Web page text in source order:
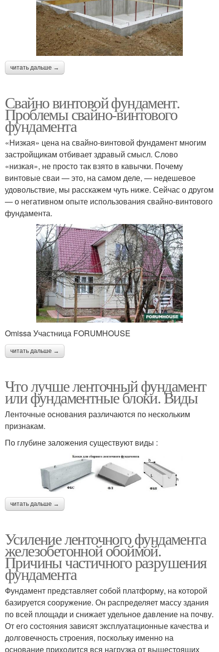
читать дальше →
Свайно винтовой фундамент.
Проблемы свайно-винтового
фундамента
«Низкая» цена на свайно-винтовой фундамент многим
застройщикам отбивает здравый смысл. Слово
«низкая», не просто так взято в кавычки. Почему
винтовые сваи — это, на самом деле, — недешевое
удовольствие, мы расскажем чуть ниже. Сейчас о другом
— о негативном опыте использования свайно-винтового
фундамента.
Omissa Участница FORUMHOUSE
читать дальше →
Что лучше ленточный фундамент
или фундаментные блоки. Виды
Ленточные основания различаются по нескольким
признакам.
По глубине заложения существуют виды :
читать дальше →
Усиление ленточного фундамента
железобетонной обоймой.
Причины частичного разрушения
фундамента
Фундамент представляет собой платформу, на которой
базируется сооружение. Он распределяет массу здания
по всей площади и снижает удельное давление на почву.
От его состояния зависят эксплуатационные качества и
долговечность строения, поскольку именно на
основание приходится вся нагрузка от вышестоящих